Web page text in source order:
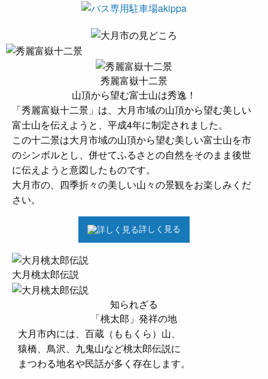
秀麗富嶽十二景
山頂から望む富士山は秀逸！
「秀麗富嶽十二景」は、大月市域の山頂から望む美しい
富士山を伝えようと、平成4年に制定されました。
この十二景は大月市域の山頂から望む美しい富士山を市
のシンボルとし、併せてふるさとの自然をそのまま後世
に伝えようと意図したものです。
大月市の、四季折々の美しい山々の景観をお楽しみくだ
さい。
詳しく見る
大月桃太郎伝説
知られざる
「桃太郎」発祥の地
大月市内には、百蔵（ももくら）山、
猿橋、鳥沢、九鬼山など桃太郎伝説に
まつわる地名や民話が多く存在します。